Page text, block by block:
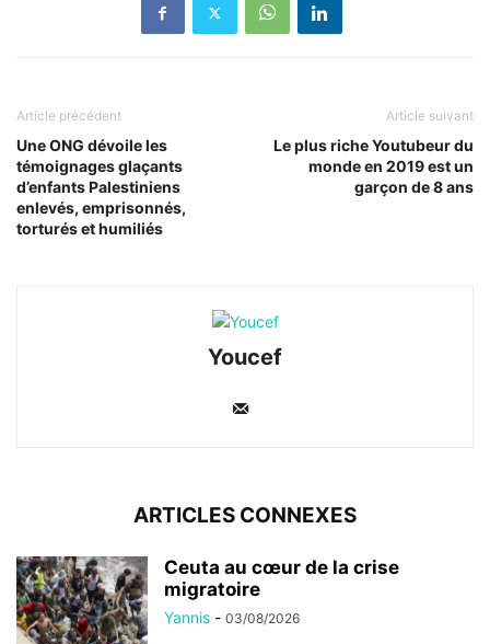
Article précédent
Une ONG dévoile les
témoignages glaçants
d’enfants Palestiniens
enlevés, emprisonnés,
torturés et humiliés
Article suivant
Le plus riche Youtubeur du
monde en 2019 est un
garçon de 8 ans
Youcef
ARTICLES CONNEXES
Ceuta au cœur de la crise
migratoire
Yannis - 03/08/2026